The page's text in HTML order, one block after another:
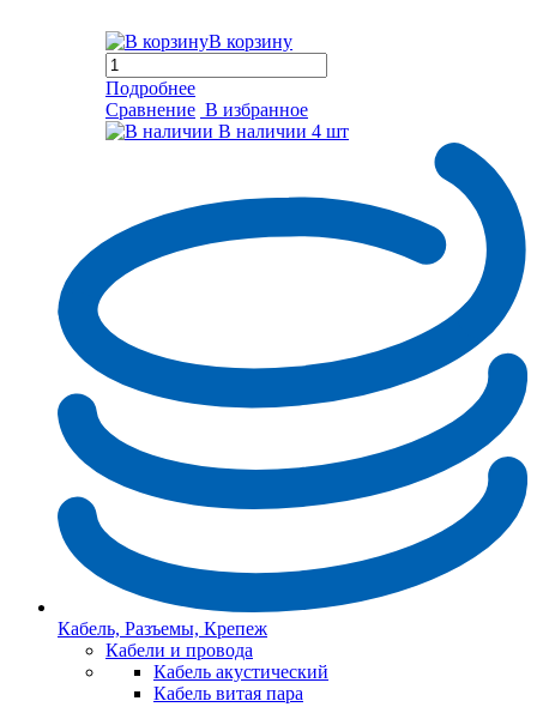
В корзину
Подробнее
Сравнение В избранное
В наличии 4 шт
Кабель, Разъемы, Крепеж
Кабели и провода
Кабель акустический
Кабель витая пара